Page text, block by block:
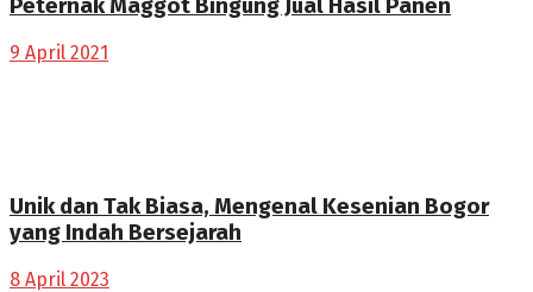
Peternak Maggot Bingung Jual Hasil Panen
9 April 2021
Unik dan Tak Biasa, Mengenal Kesenian Bogor
yang Indah Bersejarah
8 April 2023